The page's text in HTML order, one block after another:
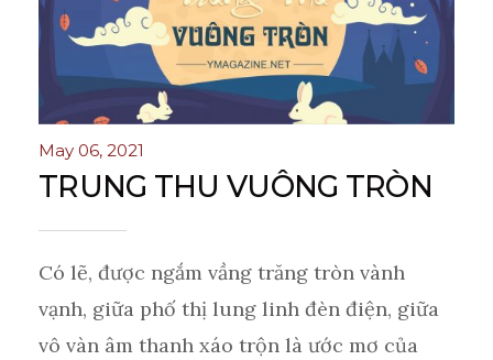
May 06, 2021
TRUNG THU VUÔNG TRÒN
Có lẽ, được ngắm vầng trăng tròn vành
vạnh, giữa phố thị lung linh đèn điện, giữa
vô vàn âm thanh xáo trộn là ước mơ của